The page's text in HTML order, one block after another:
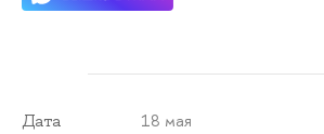
Дата 18 мая